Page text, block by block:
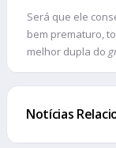
Será que ele
bem prematuro,
melhor dupla do
Notícias